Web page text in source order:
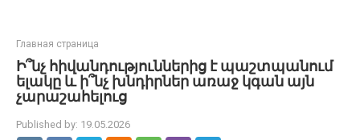
Главная страница
Ի՞նչ հիվանդություններից է պաշտպանում
ելակը և ի՞նչ խնդիրներ առաջ կգան այն
չարաշահելուց
Published by: 19.05.2026